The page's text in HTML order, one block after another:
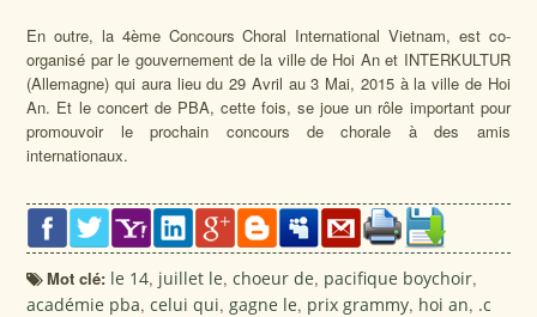
En outre, la 4ème Concours Choral International Vietnam, est co-
organisé par le gouvernement de la ville de Hoi An et INTERKULTUR
(Allemagne) qui aura lieu du 29 Avril au 3 Mai, 2015 à la ville de Hoi
An. Et le concert de PBA, cette fois, se joue un rôle important pour
promouvoir le prochain concours de chorale à des amis
internationaux.
Mot clé: le 14, juillet le,choeur de, pacifique boychoir,
académie pba,celui qui,gagne le, prix grammy, hoi an, .c